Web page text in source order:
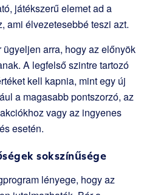
játékszerű elemet ad a
ami élvezetesebbé teszi azt.
arra, hogy az előnyök
A legfelső szintre tartozó
kell kapnia, mint egy új
a magasabb pontszorzó, az
vagy az ingyenes
esetén.
sokszínűsége
lényege, hogy az